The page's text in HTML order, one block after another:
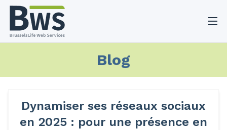
Blog
Dynamiser ses réseaux sociaux
en 2025 : pour une présence en